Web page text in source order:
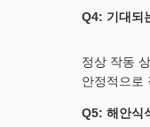
Q4: 기대되
정상 작동
안정적으로
Q5: 해안식